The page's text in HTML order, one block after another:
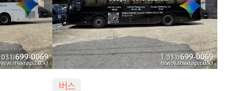
버스